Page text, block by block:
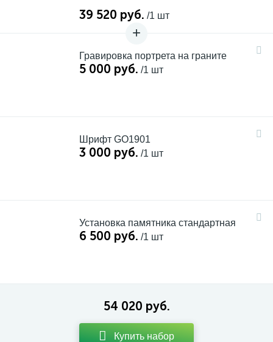
39 520 руб. /1 шт
Гравировка портрета на граните
5 000 руб. /1 шт
Шрифт GO1901
3 000 руб. /1 шт
Установка памятника стандартная
6 500 руб. /1 шт
54 020 руб.
Купить набор